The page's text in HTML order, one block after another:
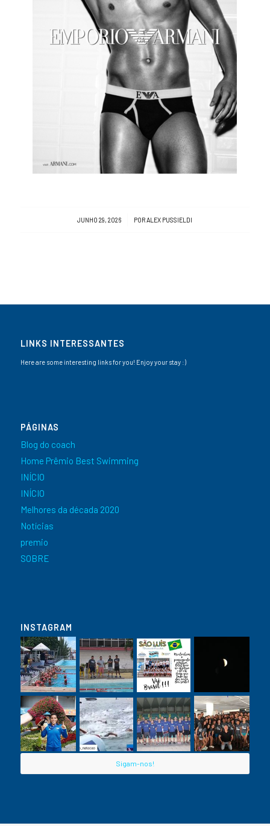
JUNHO 29, 2026
/ PORALEX PUSSIELDI
LINKS INTERESSANTES
Here are some interesting links for you! Enjoy your stay :)
PÁGINAS
Blog do coach
Home Prêmio Best Swimming
INÍCIO
INÍCIO
Melhores da década 2020
Notícias
premio
SOBRE
INSTAGRAM
Sigam-nos!